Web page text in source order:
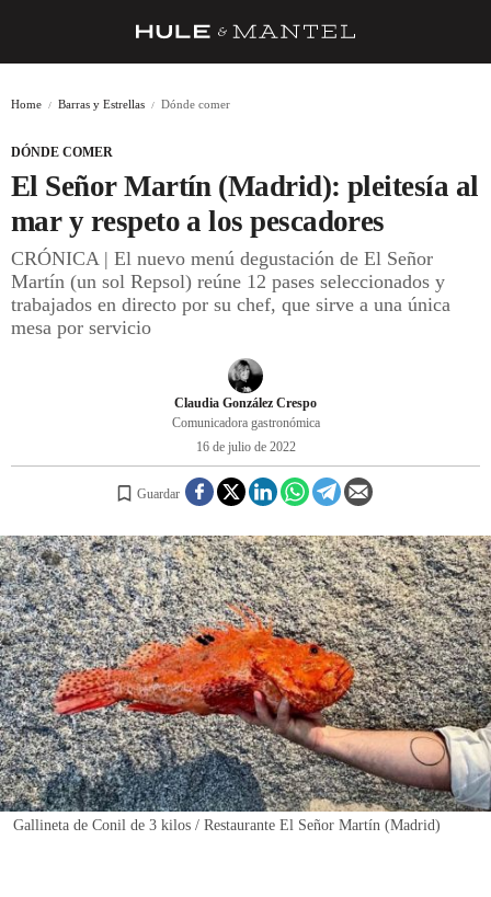
BARRAS Y ESTRELLAS
DÓNDE COMER
ÍDOLOS DE MESAS
CUADERNO DE VIAJE
A CUCHILLO
REGISTRO
INICIAR SESIÓN
Home Barras y Estrellas Dónde comer
DÓNDE COMER
El Señor Martín (Madrid): pleitesía al
mar y respeto a los pescadores
CRÓNICA | El nuevo menú degustación de El Señor
Martín (un sol Repsol) reúne 12 pases seleccionados y
trabajados en directo por su chef, que sirve a una única
mesa por servicio
Claudia González Crespo
Comunicadora gastronómica
16 de julio de 2022
Guardar
Gallineta de Conil de 3 kilos / Restaurante El Señor Martín (Madrid)